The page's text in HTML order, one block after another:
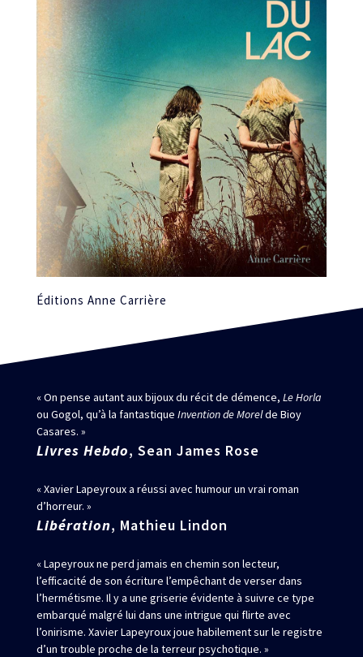
Éditions Anne Carrière
« On pense autant aux bijoux du récit de démence, Le Horla
ou Gogol, qu’à la fantastique Invention de Morelde Bioy
Casares. »
Livres Hebdo, Sean James Rose
« Xavier Lapeyroux a réussi avec humour un vrai roman
d’horreur. »
Libération, Mathieu Lindon
« Lapeyroux ne perd jamais en chemin son lecteur,
l’efficacité de son écriture l’empêchant de verser dans
l’hermétisme. Il y a une griserie évidente à suivre ce type
embarqué malgré lui dans une intrigue qui flirte avec
l’onirisme. Xavier Lapeyroux joue habilement sur le registre
d’un trouble proche de la terreur psychotique. »